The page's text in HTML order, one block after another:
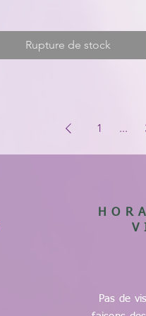
Rupture de stock
1 ...
Pas de